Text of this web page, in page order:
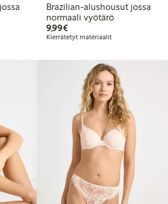
Brazilian-alushousut jossa
normaali vyötärö
9,99€9,99 €
Kierrätetyt materiaalit